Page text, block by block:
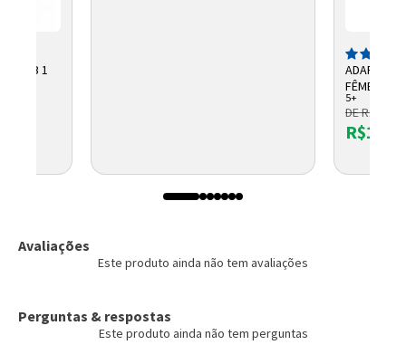
115DB 1
FÊMEA
5+
DE R$ 19,90
Avaliações
Este produto ainda não tem avaliações
Perguntas & respostas
Este produto ainda não tem perguntas